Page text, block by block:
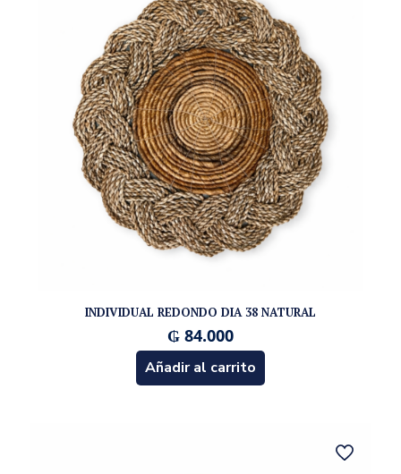
INDIVIDUAL REDONDO DIA 38 NATURAL
₲ 84.000
Añadir al carrito